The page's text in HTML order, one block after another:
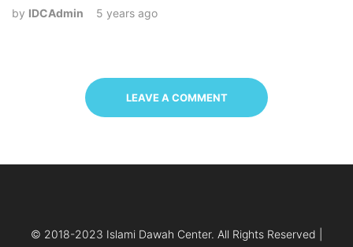
by IDCAdmin 5 years ago
LEAVE A COMMENT
© 2018-2023 Islami Dawah Center. All Rights Reserved |